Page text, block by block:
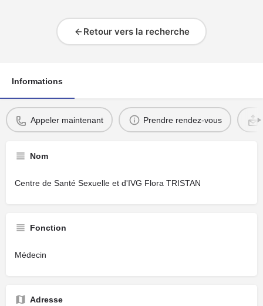
Retour vers la recherche
Informations
Appeler maintenant Prendre rendez-vous
Nom
Centre de Santé Sexuelle et d'IVG Flora TRISTAN
Fonction
Médecin
Adresse